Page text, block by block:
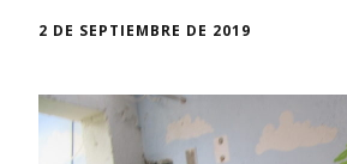
2 DE SEPTIEMBRE DE 2019